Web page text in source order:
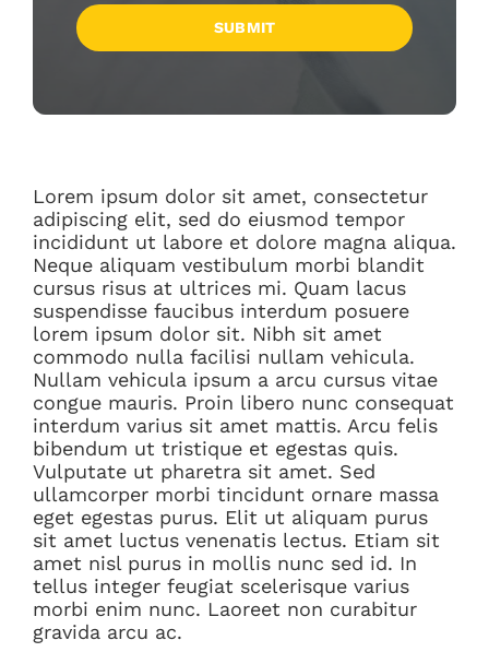
SUBMIT
Lorem ipsum dolor sit amet, consectetur
adipiscing elit, sed do eiusmod tempor
incididunt ut labore et dolore magna aliqua.
Neque aliquam vestibulum morbi blandit
cursus risus at ultrices mi. Quam lacus
suspendisse faucibus interdum posuere
lorem ipsum dolor sit. Nibh sit amet
commodo nulla facilisi nullam vehicula.
Nullam vehicula ipsum a arcu cursus vitae
congue mauris. Proin libero nunc consequat
interdum varius sit amet mattis. Arcu felis
bibendum ut tristique et egestas quis.
Vulputate ut pharetra sit amet. Sed
ullamcorper morbi tincidunt ornare massa
eget egestas purus. Elit ut aliquam purus
sit amet luctus venenatis lectus. Etiam sit
amet nisl purus in mollis nunc sed id. In
tellus integer feugiat scelerisque varius
morbi enim nunc. Laoreet non curabitur
gravida arcu ac.